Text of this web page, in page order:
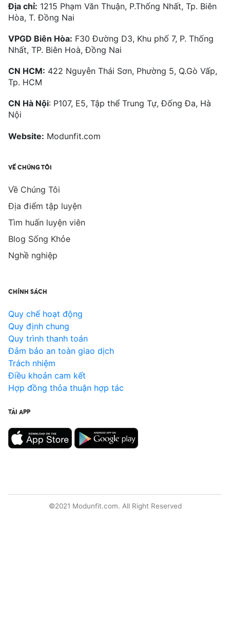
Địa chỉ: 1215 Phạm Văn Thuận, P.Thống Nhất, Tp. Biên
Hòa, T. Đồng Nai
VPGD Biên Hòa: F30 Đường D3, Khu phố 7, P. Thống
Nhất, TP. Biên Hoà, Đồng Nai
CN HCM: 422 Nguyễn Thái Sơn, Phường 5, Q.Gò Vấp,
Tp. HCM
CN Hà Nội: P107, E5, Tập thể Trung Tự, Đống Đa, Hà
Nội
Website: Modunfit.com
VỀ CHÚNG TÔI
Về Chúng Tôi
Địa điểm tập luyện
Tìm huấn luyện viên
Blog Sống Khỏe
Nghề nghiệp
CHÍNH SÁCH
Quy chế hoạt động
Quy định chung
Quy trình thanh toán
Đảm bảo an toàn giao dịch
Trách nhiệm
Điều khoản cam kết
Hợp đồng thỏa thuận hợp tác
TẢI APP
©2021 Modunfit.com. All Right Reserved